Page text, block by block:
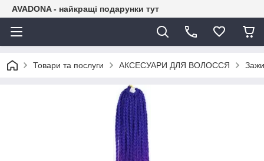
AVADONA - найкращі подарунки тут
Товари та послуги АКСЕСУАРИ ДЛЯ ВОЛОССЯ